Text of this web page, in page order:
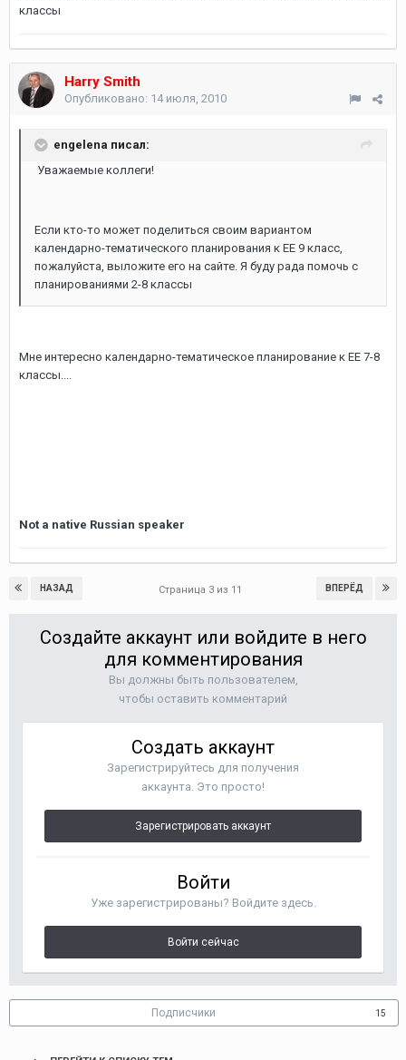
классы
Harry Smith
Опубликовано: 14 июля, 2010
engelena писал:
Уважаемые коллеги!
Если кто-то может поделиться своим вариантом
календарно-тематического планирования к ЕЕ 9 класс,
пожалуйста, выложите его на сайте. Я буду рада помочь с
планированиями 2-8 классы
Мне интересно календарно-тематическое планирование к EE 7-8
классы....
Not a native Russian speaker
НАЗАД ВПЕРЁД
Страница 3 из 11
Создайте аккаунт или войдите в него
для комментирования
Вы должны быть пользователем,
чтобы оставить комментарий
Создать аккаунт
Зарегистрируйтесь для получения
аккаунта. Это просто!
Зарегистрировать аккаунт
Войти
Уже зарегистрированы? Войдите здесь.
Войти сейчас
Подписчики 15